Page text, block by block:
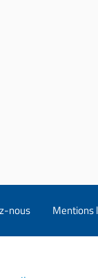
nous Mentions